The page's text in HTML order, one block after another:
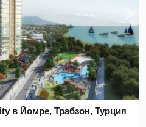
в Йомре, Трабзон, Турция